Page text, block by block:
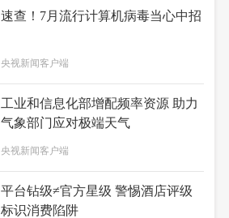
速查！7月流行计算机病毒当心中招
央视新闻客户端
工业和信息化部增配频率资源 助力
气象部门应对极端天气
央视新闻客户端
平台钻级≠官方星级 警惕酒店评级
标识消费陷阱